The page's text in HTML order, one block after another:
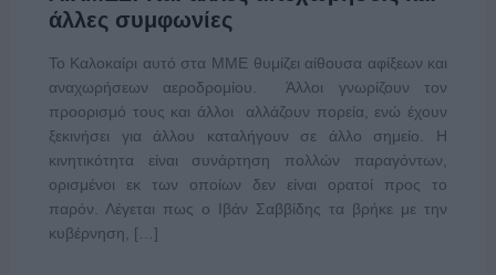
άλλες συμφωνίες
Το Καλοκαίρι αυτό στα ΜΜΕ θυμίζει αίθουσα αφίξεων και
αναχωρήσεων αεροδρομίου. Άλλοι γνωρίζουν τον
προορισμό τους και άλλοι αλλάζουν πορεία, ενώ έχουν
ξεκινήσει για άλλου καταλήγουν σε άλλο σημείο. Η
κινητικότητα είναι συνάρτηση πολλών παραγόντων,
ορισμένοι εκ των οποίων δεν είναι ορατοί προς το
παρόν. Λέγεται πως ο Ιβάν Σαββίδης τα βρήκε με την
κυβέρνηση, […]